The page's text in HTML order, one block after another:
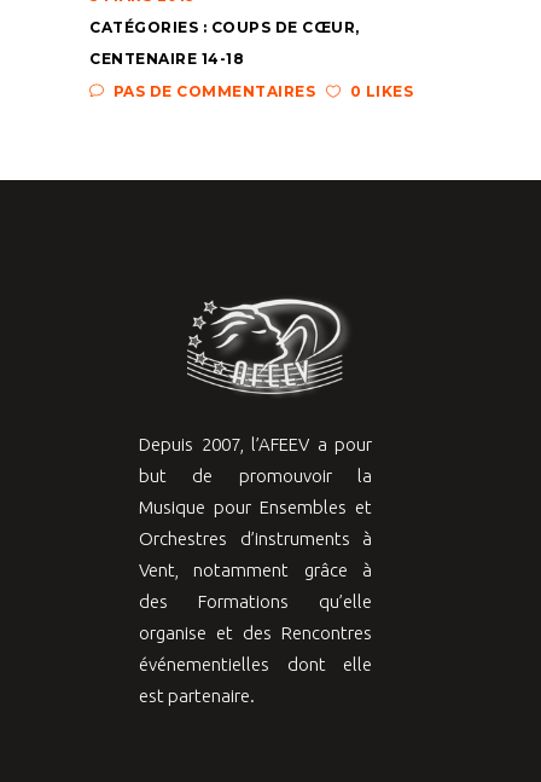
CATÉGORIES : COUPS DE CŒUR,
CENTENAIRE 14-18
PAS DE COMMENTAIRES
0 LIKES
Depuis 2007, l’AFEEV a pour
but de promouvoir la
Musique pour Ensembles et
Orchestres d’instruments à
Vent, notamment grâce à
des Formations qu’elle
organise et des Rencontres
événementielles dont elle
est partenaire.